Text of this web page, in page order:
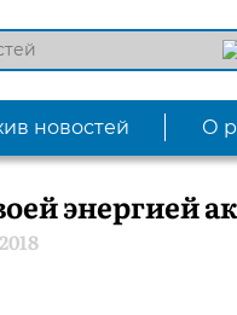
новостей О
энергией